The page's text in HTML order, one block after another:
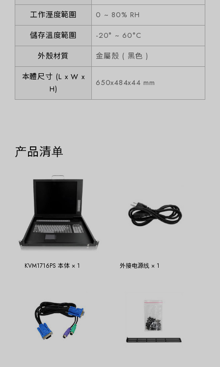
工作溼度範圍
0 ~ 80% RH
儲存溫度範圍
-20° ~ 60°C
外殼材質
金屬殼 ( 黑色 )
本體尺寸 (L x W x
H)
650x484x44 mm
产品清单
KVM1716PS 本体 × 1 外接电源线 × 1